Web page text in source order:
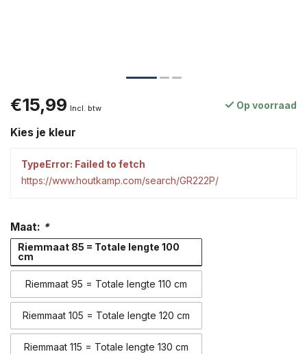
€15,99 Incl. btw Op voorraad
Kies je kleur
TypeError: Failed to fetch
https://www.houtkamp.com/search/GR222P/
Maat: *
Riemmaat 85 = Totale lengte 100
cm
Riemmaat 95 = Totale lengte 110 cm
Riemmaat 105 = Totale lengte 120 cm
Riemmaat 115 = Totale lengte 130 cm